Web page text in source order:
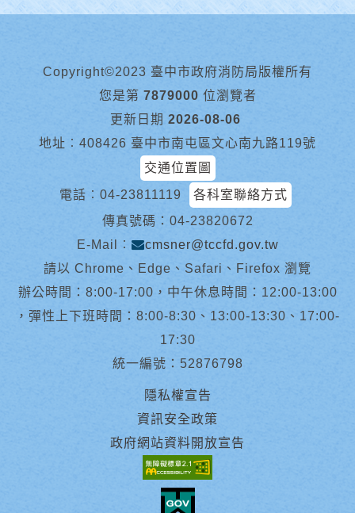
Copyright©2023 臺中市政府消防局版權所有
您是第 7879000 位瀏覽者
更新日期 2026-08-06
地址︰408426 臺中市南屯區文心南九路119號
交通位置圖
電話︰ 04-23811119
各科室聯絡方式
傳真號碼：04-23820672
E-Mail︰
cmsner@tccfd.gov.tw
請以 Chrome、Edge、Safari、Firefox 瀏覽
辦公時間：8:00-17:00，中午休息時間：12:00-13:00
，彈性上下班時間：8:00-8:30、13:00-13:30、17:00-
17:30
統一編號：52876798
隱私權宣告
資訊安全政策
政府網站資料開放宣告